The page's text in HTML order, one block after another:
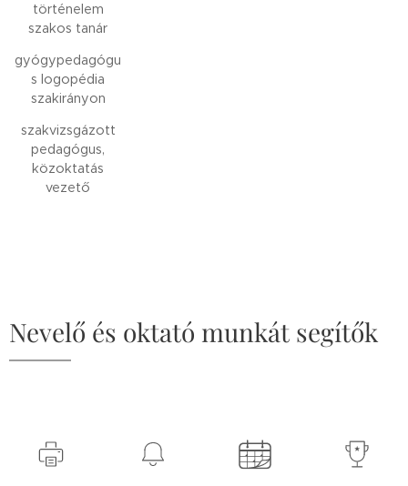
történelem
szakos tanár
gyógypedagógu
s logopédia
szakirányon
szakvizsgázott
pedagógus,
közoktatás
vezető
Nevelő és oktató munkát segítők